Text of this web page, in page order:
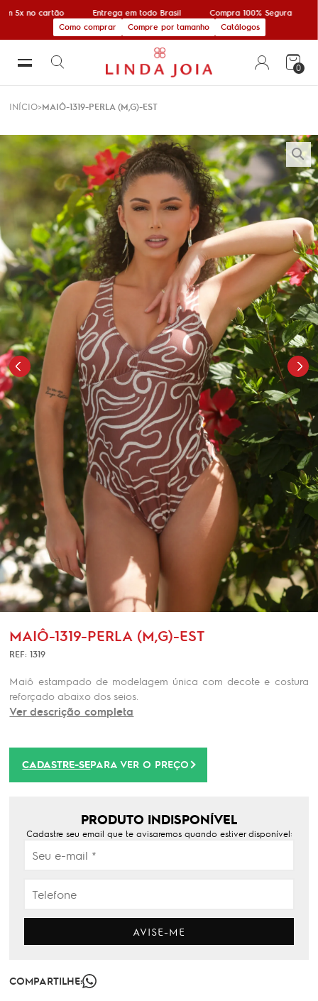
5x no cartão Entrega em todo Brasil Compra 100% Segura
Como comprar
Compre por tamanho Catálogos
0
INÍCIO MAIÔ-1319-PERLA (M,G)-EST
MAIÔ-1319-PERLA (M,G)-EST
REF: 1319
Maiô estampado de modelagem única com decote e costura
reforçado abaixo dos seios.
Ver descrição completa
CADASTRE-SEPARA VER O PREÇO
PRODUTO INDISPONÍVEL
Cadastre seu email que te avisaremos quando estiver disponível:
AVISE-ME
COMPARTILHE: